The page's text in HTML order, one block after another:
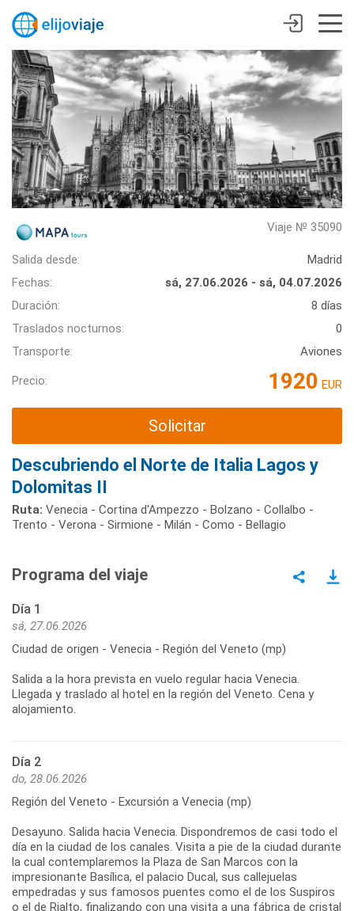
Viaje № 35090
Salida desde:
Madrid
Fechas:
sá, 27.06.2026 - sá, 04.07.2026
Duración:
8 días
Traslados nocturnos:
0
Transporte:
Aviones
Precio: 1920 EUR
Solicitar
Descubriendo el Norte de Italia Lagos y
Dolomitas II
Ruta: Venecia - Cortina d'Ampezzo - Bolzano - Collalbo -
Trento - Verona - Sirmione - Milán - Como - Bellagio
Programa del viaje
Día 1
sá, 27.06.2026
Ciudad de origen - Venecia - Región del Veneto (mp)
Salida a la hora prevista en vuelo regular hacia Venecia.
Llegada y traslado al hotel en la región del Veneto. Cena y
alojamiento.
Día 2
do, 28.06.2026
Región del Veneto - Excursión a Venecia (mp)
Desayuno. Salida hacia Venecia. Dispondremos de casi todo el
día en la ciudad de los canales. Visita a pie de la ciudad durante
la cual contemplaremos la Plaza de San Marcos con la
impresionante Basílica, el palacio Ducal, sus callejuelas
empedradas y sus famosos puentes como el de los Suspiros
o el de Rialto, finalizando con una visita a una fábrica de cristal